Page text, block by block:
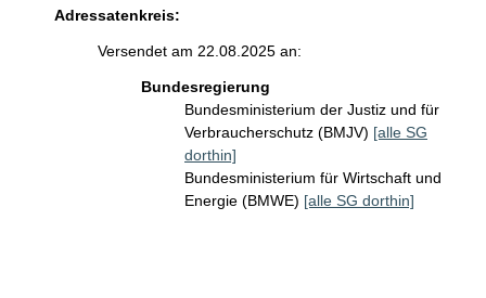
Adressatenkreis:
Versendet am 22.08.2025 an:
Bundesregierung
Bundesministerium der Justiz und für
Verbraucherschutz (BMJV) [alle SG
dorthin]
Bundesministerium für Wirtschaft und
Energie (BMWE) [alle SG dorthin]